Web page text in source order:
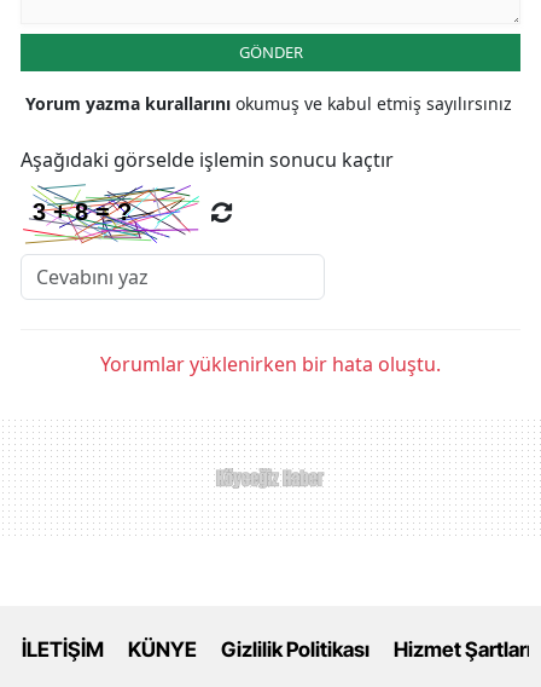
GÖNDER
Yorum yazma kurallarını okumuş ve kabul etmiş sayılırsınız
Aşağıdaki görselde işlemin sonucu kaçtır
Yorumlar yüklenirken bir hata oluştu.
İLETİŞİM KÜNYE Gizlilik Politikası Hizmet Şartları